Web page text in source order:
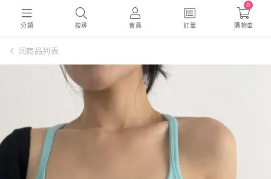
分類 搜尋 會員 訂單
0
購物車
回商品列表